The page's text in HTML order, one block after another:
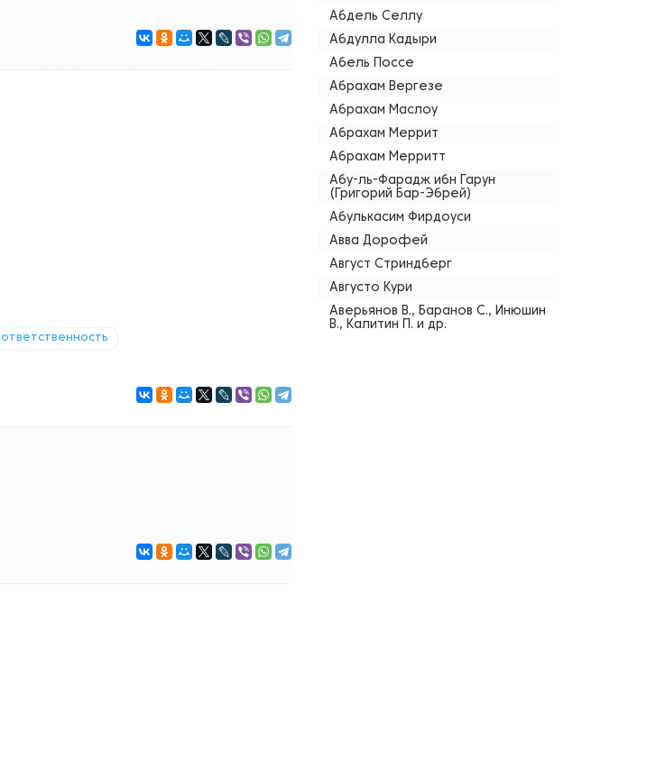
ответственность
Абдель Селлу
Абдулла Кадыри
Абель Поссе
Абрахам Вергезе
Абрахам Маслоу
Абрахам Меррит
Абрахам Мерритт
Абу-ль-Фарадж ибн Гарун
(Григорий Бар-Эбрей)
Абулькасим Фирдоуси
Авва Дорофей
Август Стриндберг
Августо Кури
Аверьянов В., Баранов С., Инюшин
В., Калитин П. и др.